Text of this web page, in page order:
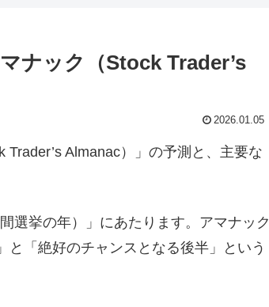
ナック（Stock Trader’s
2026.01.05
Almanac）」の予測と、主要な
選挙の年）」にあたります。アマナック
「絶好のチャンスとなる後半」という